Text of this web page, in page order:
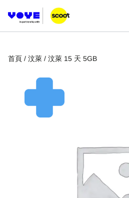
首頁 / 汶萊 / 汶萊 15 天 5GB